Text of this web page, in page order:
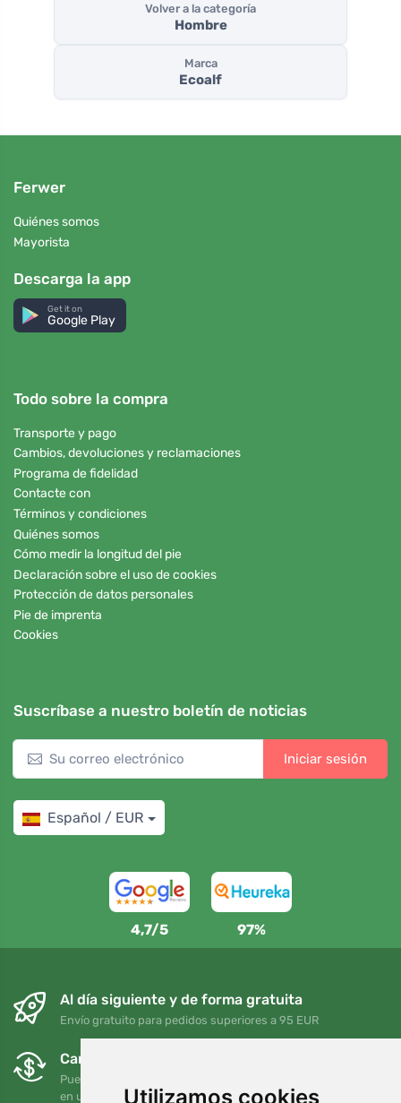
Utilizamos cookies
Volver a la categoría
Hombre
Marca
Ecoalf
Ferwer
Quiénes somos
Mayorista
Descarga la app
Get it on
Google Play
Todo sobre la compra
Transporte y pago
Cambios, devoluciones y reclamaciones
Programa de fidelidad
Contacte con
Términos y condiciones
Quiénes somos
Cómo medir la longitud del pie
Declaración sobre el uso de cookies
Protección de datos personales
Pie de imprenta
Cookies
Suscríbase a nuestro boletín de noticias
Iniciar sesión
Español / EUR
4,7/5 97%
Al día siguiente y de forma gratuita
Envío gratuito para pedidos superiores a 95 EUR
Cambios y devoluciones gratuitos
Puede devolver o cambiar su pedido en cualquier momento
en un plazo de 90 días